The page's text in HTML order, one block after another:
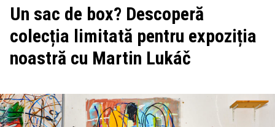
Un sac de box? Descoperă
colecția limitată pentru expoziția
noastră cu Martin Lukáč